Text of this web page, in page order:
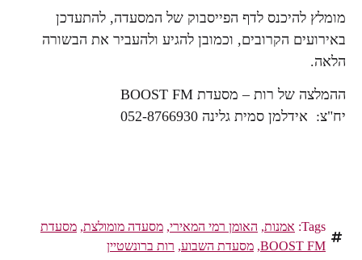
מומלץ להיכנס לדף הפייסבוק של המסעדה, להתעדכן
באירועים הקרובים, וכמובן להגיע ולהעביר את הבשורה
הלאה.
ההמלצה של רות – מסעדת BOOST FM
יח"צ: אידלמן סמית גלינה 052-8766930
Tags: אמנות,האומן רמי המאירי,מסעדה מומולצת,מסעדת
BOOST FM
,מסעדת השבוע,רות ברונשטיין